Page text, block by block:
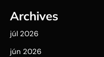
Archives
júl 2026
jún 2026